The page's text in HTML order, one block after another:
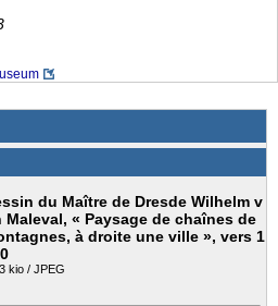
du Maître de Dresde Wilhelm v
Maleval, « Paysage de chaînes de
à droite une ville », vers 1
kio / JPEG